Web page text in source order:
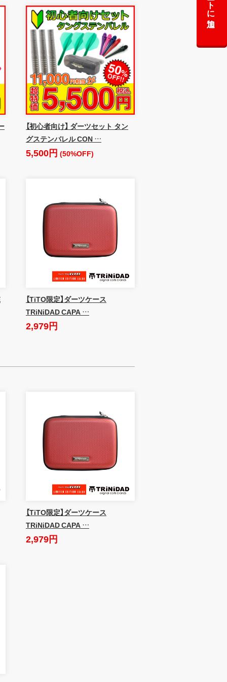
【初心者向け】 ダーツセット タン
グステンバレル CON …
5,500円 (50%OFF)
【TiTO限定】ダーツケース
TRiNiDAD CAPA …
2,979円
【TiTO限定】ダーツケース
TRiNiDAD CAPA …
2,979円